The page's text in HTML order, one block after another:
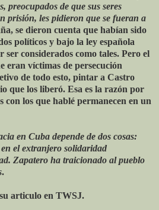
preocupados de que sus seres
prisión, les pidieron que se fueran a
se dieron cuenta que habían sido
políticos y bajo la ley española
ser considerados como tales. Pero el
eran víctimas de persecución
de todo esto, pintar a Castro
que los liberó. Esa es la razón por
con los que hablé permanecen en un
en Cuba depende de dos cosas:
el extranjero solidaridad
Zapatero ha traicionado al pueblo
.
articulo en TWSJ.